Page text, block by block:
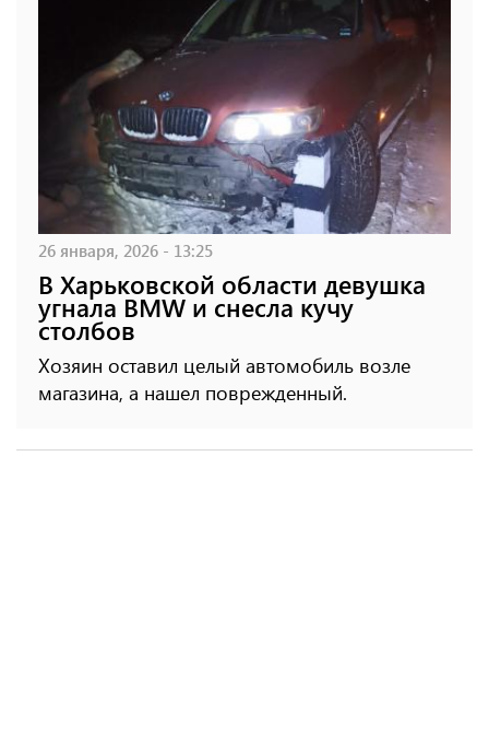
26 января, 2026 - 13:25
В Харьковской области девушка
угнала BMW и снесла кучу
столбов
Хозяин оставил целый автомобиль возле
магазина, а нашел поврежденный.